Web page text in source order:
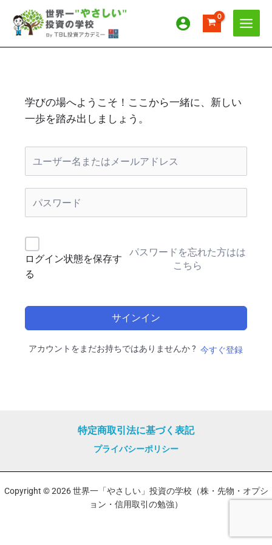
ス
学びの場へようこそ！ここから一緒に、新しい
一歩を踏み出しましょう。
ログイン状態を保存す
る
パスワードを忘れた方はは
こちら
サインイン
アカウントをまだお持ちではありませんか ? 今すぐ登録
特定商取引法に基づく表記
プライバシーポリシー
Copyright © 2026 世界一「やさしい」投資の学校（株・先物・オプシ
ョン・信用取引の勉強）